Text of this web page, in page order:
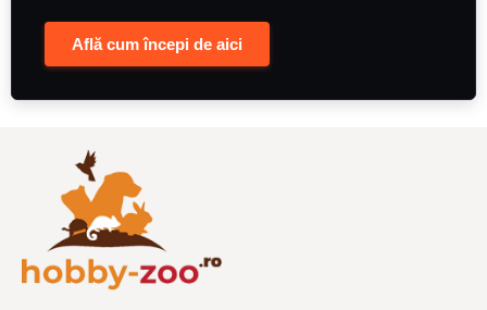
Află cum începi de aici